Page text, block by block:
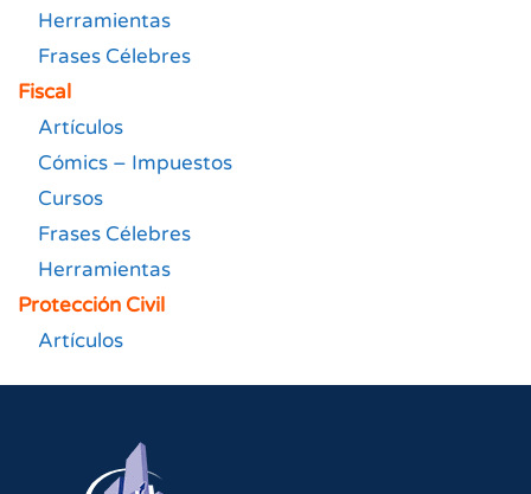
Herramientas
Frases Célebres
Fiscal
Artículos
Cómics – Impuestos
Cursos
Frases Célebres
Herramientas
Protección Civil
Artículos